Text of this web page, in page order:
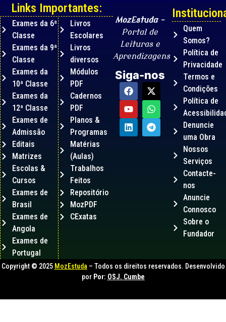
MozEstuda–
Portal de
Leituras e
Aprendizagens
Siga-nos
Quem
Somos?
Política de
Privacidade
Termos e
Condições
Política de
Denuncie
uma Obra
Nossos
Serviços
Contacte-
nos
Anuncie
Connosco
Sobre o
Fundador
Links Importantes:
Exames da 6ª
Classe
Exames da 9ª
Classe
Exames da
10ª Classe
Exames da
12ª Classe
Exames de
Admissão
Editais
Matrizes
Escolas &
Cursos
Exames de
Brasil
Exames de
Angola
Exames de
Portugal
Livros
Escolares
Livros
diversos
Módulos
PDF
Cadernos
PDF
Planos &
Programas
Matérias
(Aulas)
Trabalhos
Feitos
Repositório
MozPDF
CExatas
Copyright © 2025 MozEstuda – Todos os direitos reservados. Desenvolvido
por Por: OSJ. Cumbe